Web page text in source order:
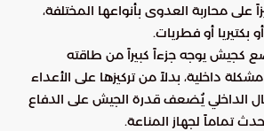
على محاربة العدوى بأنواعها المختلفة،
بكتيريا أو فطريات.
كجيش يوجه جزءاً كبيراً من طاقته
داخلية، بدلاً من تركيزها على الأعداء
الداخلي يُضعف قدرة الجيش على الدفاع
تماماً لجهاز المناعة.